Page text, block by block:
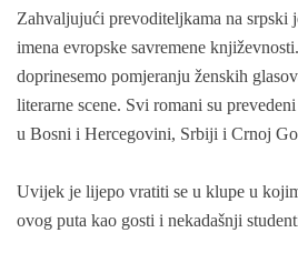
Zahvaljujući prevoditeljkama na srpski
imena evropske savremene
doprinesemo pomjeranju ženskih
literarne scene. Svi romani su
u Bosni i Hercegovini, Srbiji i Crnoj
Uvijek je lijepo vratiti se u klupe u
ovog puta kao gosti i nekadašnji